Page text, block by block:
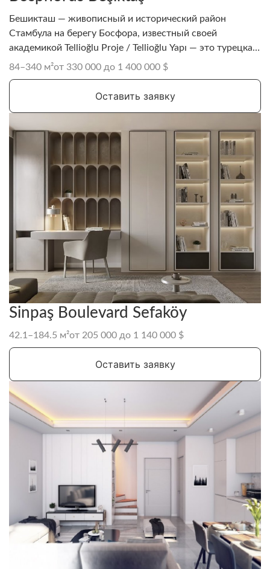
Бешикташ — живописный и исторический район
Стамбула на берегу Босфора, известный своей
академикой Tellioğlu Proje / Tellioğlu Yapı — это турецкая
строительная компания, работающая в основном в
современных жилых зданий и проектах по городской
84–340 м²от 330 000 до 1 400 000 $
Оставить заявку
Sinpaş Boulevard Sefaköy
42.1–184.5 м²от 205 000 до 1 140 000 $
Оставить заявку